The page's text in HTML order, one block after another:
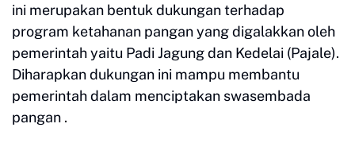
ini merupakan bentuk dukungan terhadap
program ketahanan pangan yang digalakkan oleh
pemerintah yaitu Padi Jagung dan Kedelai (Pajale).
Diharapkan dukungan ini mampu membantu
pemerintah dalam menciptakan swasembada
pangan .